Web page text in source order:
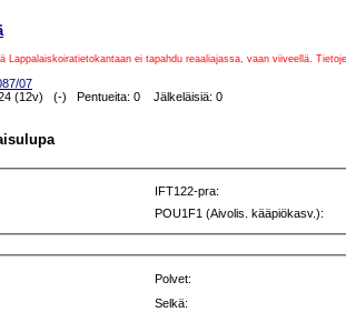
Lappalaiskoiratietokantaan ei tapahdu reaaliajassa, vaan viiveellä.
07
(12v) (-) Pentueita: 0 Jälkeläisiä: 0
IFT122-pra:
POU1F1 (Aivolis. kääpiökasv.):
Polvet:
Selkä: